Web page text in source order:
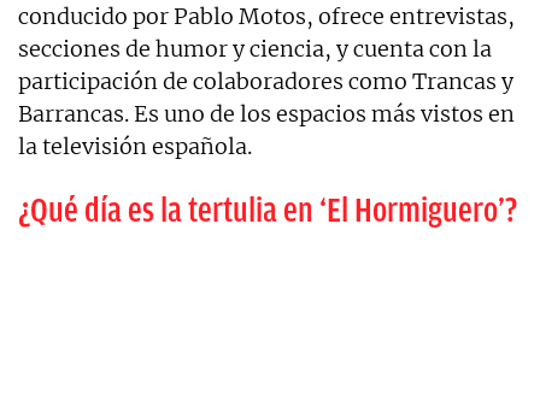
conducido por Pablo Motos, ofrece entrevistas,
secciones de humor y ciencia, y cuenta con la
participación de colaboradores como Trancas y
Barrancas. Es uno de los espacios más vistos en
la televisión española.
¿Qué día es la tertulia en ‘El Hormiguero’?